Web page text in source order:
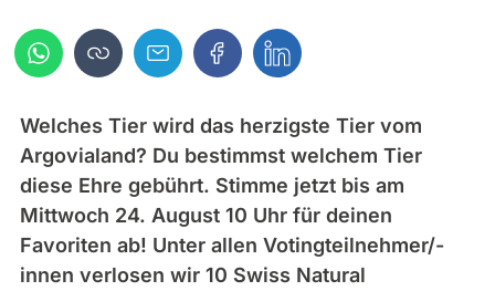
Welches Tier wird das herzigste Tier vom
Argovialand? Du bestimmst welchem Tier
diese Ehre gebührt. Stimme jetzt bis am
Mittwoch 24. August 10 Uhr für deinen
Favoriten ab! Unter allen Votingteilnehmer/-
innen verlosen wir 10 Swiss Natural